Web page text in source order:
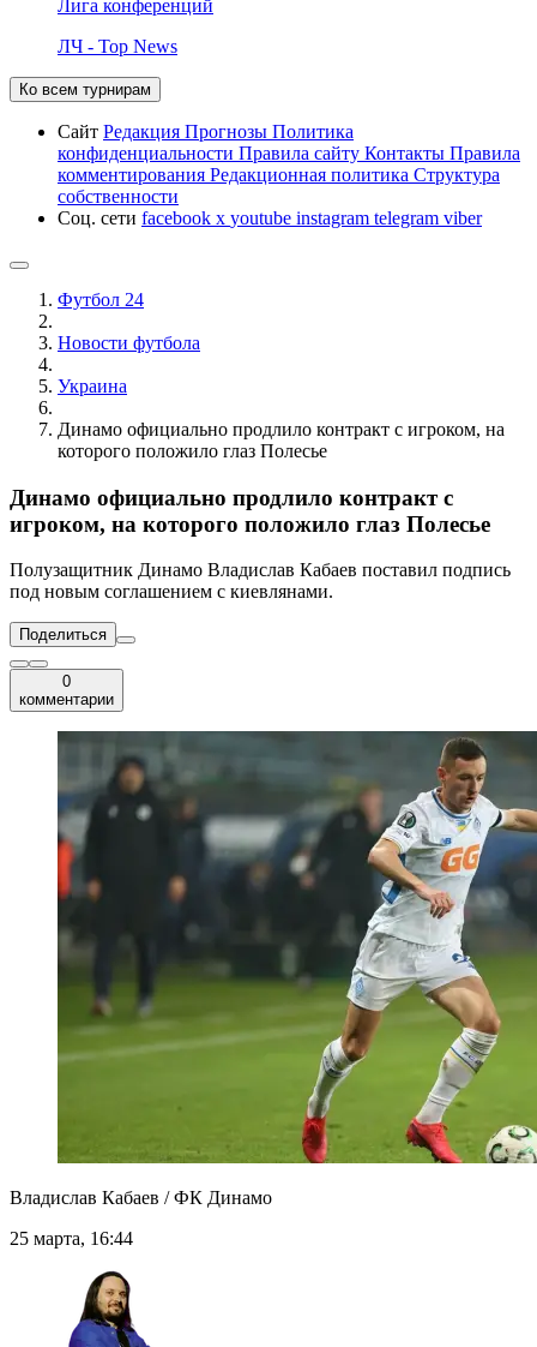
Лига конференций
ЛЧ - Top News
Ко всем турнирам
Сайт Редакция Прогнозы Политика
конфиденциальности Правила сайту Контакты Правила
комментирования Редакционная политика Структура
собственности
Соц. сети facebook x youtube instagram telegram viber
Футбол 24
Новости футбола
Украина
Динамо официально продлило контракт с игроком, на
которого положило глаз Полесье
Динамо официально продлило контракт с
игроком, на которого положило глаз Полесье
Полузащитник Динамо Владислав Кабаев поставил подпись
под новым соглашением с киевлянами.
Поделиться
0
комментарии
Владислав Кабаев / ФК Динамо
25 марта, 16:44